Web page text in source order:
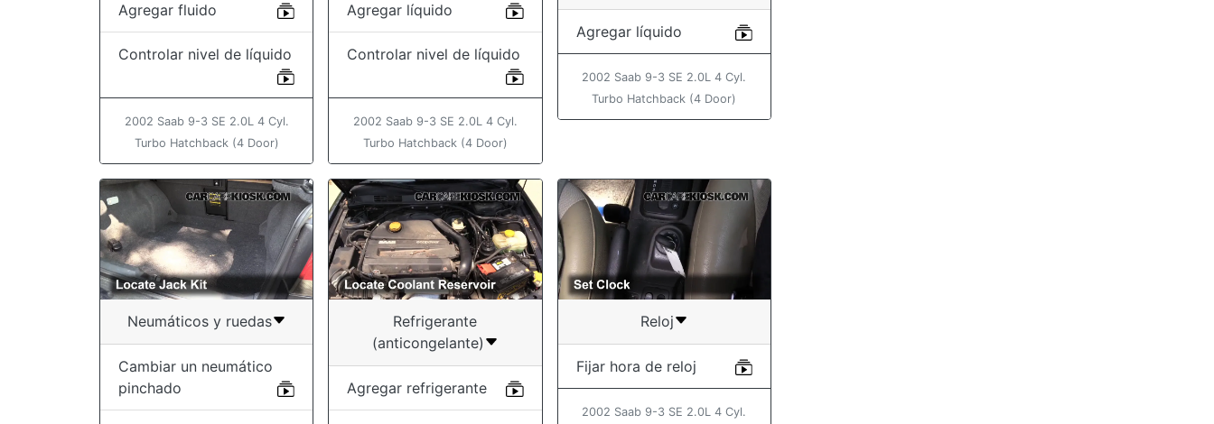
Agregar fluido
Controlar nivel de líquido
2002 Saab 9-3 SE 2.0L 4 Cyl.
Turbo Hatchback (4 Door)
Agregar líquido
Controlar nivel de líquido
2002 Saab 9-3 SE 2.0L 4 Cyl.
Turbo Hatchback (4 Door)
Agregar líquido
2002 Saab 9-3 SE 2.0L 4 Cyl.
Turbo Hatchback (4 Door)
Neumáticos y ruedas
Cambiar un neumático
pinchado
Refrigerante
(anticongelante)
Agregar refrigerante
Reloj
Fijar hora de reloj
2002 Saab 9-3 SE 2.0L 4 Cyl.